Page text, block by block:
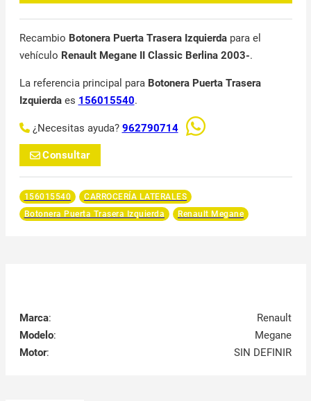
Recambio Botonera Puerta Trasera Izquierdapara el
vehículo Renault Megane II Classic Berlina 2003-.
La referencia principal para Botonera Puerta Trasera
Izquierdaes 156015540.
¿Necesitas ayuda? 962790714
Consultar
156015540
CARROCERÍA LATERALES
Botonera Puerta Trasera Izquierda
Renault Megane
Marca:
Renault
Modelo:
Megane
Motor: SIN DEFINIR